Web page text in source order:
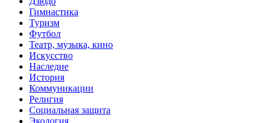
Гимнастика
Туризм
Футбол
Театр, музыка, кино
Искусство
Наследие
История
Коммуникации
Религия
Социальная защита
Экология